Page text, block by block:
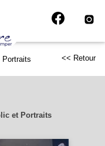
Portraits << Retour
et Portraits